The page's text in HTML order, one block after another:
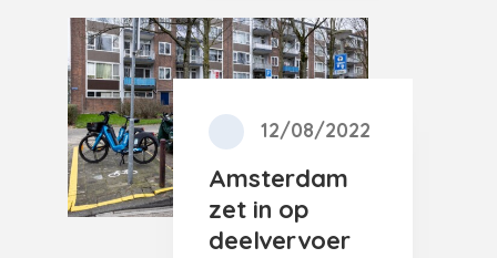
12/08/2022
Amsterdam
zet in op
deelvervoer